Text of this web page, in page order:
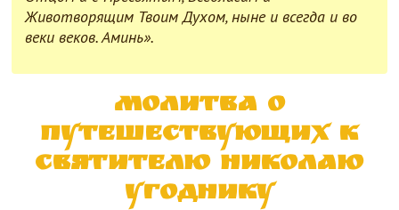
Животворящим Твоим Духом, ныне и всегда и во
веки веков. Аминь».
Молитва о
путешествующих к
святителю Николаю
Угоднику